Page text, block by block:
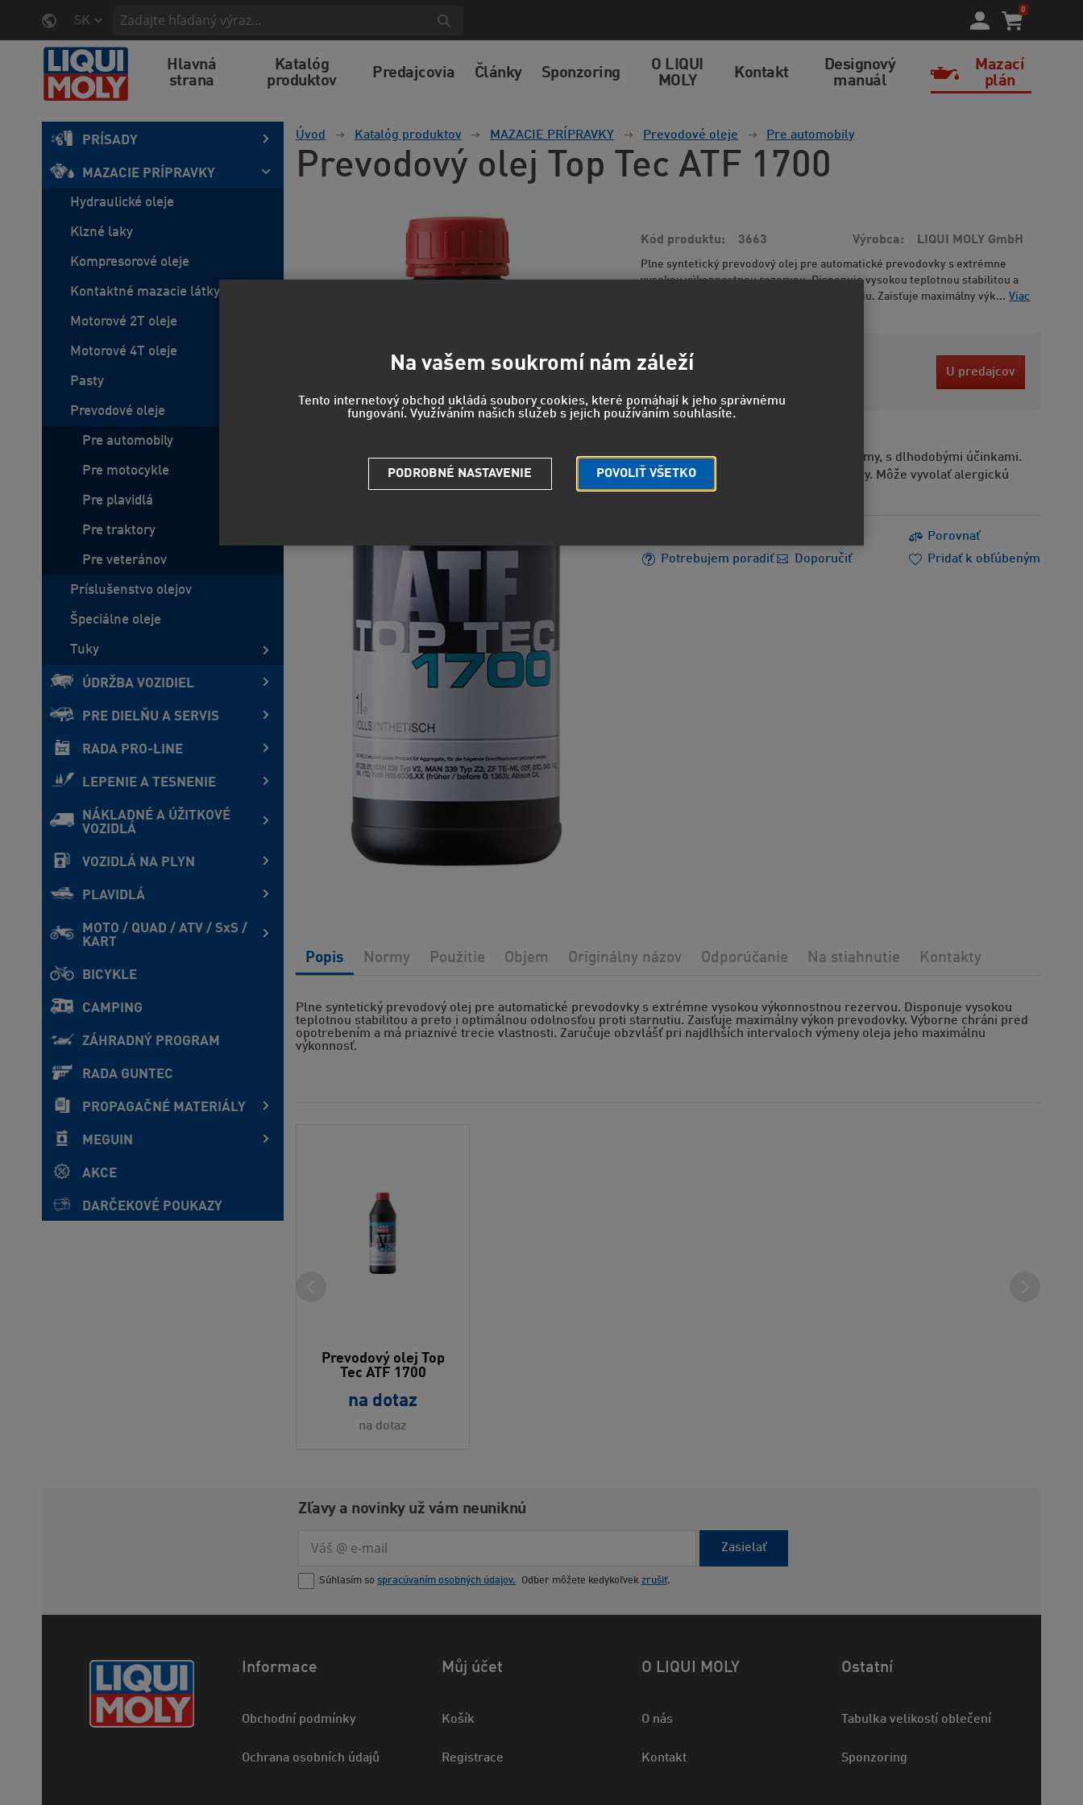
SK
0
Hlavná
strana
Katalóg
produktov
Predajcovia Články Sponzoring
O LIQUI
MOLY
Kontakt
Designový
manuál
Mazací
plán
PRÍSADY
MAZACIE PRÍPRAVKY
Hydraulické oleje
Klzné laky
Kompresorové oleje
Kontaktné mazacie látky
Motorové 2T oleje
Motorové 4T oleje
Pasty
Prevodové oleje
Pre automobily
Pre motocykle
Pre plavidlá
Pre traktory
Pre veteránov
Príslušenstvo olejov
Špeciálne oleje
Tuky
ÚDRŽBA VOZIDIEL
PRE DIELŇU A SERVIS
RADA PRO-LINE
LEPENIE A TESNENIE
NÁKLADNÉ A ÚŽITKOVÉ
VOZIDLÁ
VOZIDLÁ NA PLYN
PLAVIDLÁ
MOTO / QUAD / ATV / SxS /
KART
BICYKLE
CAMPING
ZÁHRADNÝ PROGRAM
RADA GUNTEC
PROPAGAČNÉ MATERIÁLY
MEGUIN
AKCE
DARČEKOVÉ POUKAZY
Úvod Katalóg produktov MAZACIE PRÍPRAVKY Prevodové oleje Pre automobily
Prevodový olej Top Tec ATF 1700
Kód produktu 3663 Výrobca LIQUI MOLY GmbH
Plne syntetický prevodový olej pre automatické prevodovky s extrémne
vysokou výkonnostnou rezervou. Disponuje vysokou teplotnou stabilitou a
preto i optimálnou odolnosťou proti starnutiu. Zaisťuje maximálny výk... Viac
25,99 EUR U predajcov
H412 - Škodlivý pre vodné organizmy, s dlhodobými účinkami.
EUH208 - Obsahuje alergénne látky. Môže vyvolať alergickú
reakciu.
Porovnať
Potrebujem poradiť
Doporučiť
Pridať k obľúbeným
Plne syntetický prevodový olej pre automatické prevodovky s extrémne vysokou výkonnostnou rezervou. Disponuje vysokou
teplotnou stabilitou a preto i optimálnou odolnosťou proti starnutiu. Zaisťuje maximálny výkon prevodovky. Výborne chráni pred
opotrebením a má priaznivé trecie vlastnosti. Zaručuje obzvlášť pri najdlhších intervaloch výmeny oleja jeho maximálnu
výkonnosť.
Popis Normy Použitie Objem Originálny názov Odporúčanie Na stiahnutie Kontakty
Prevodový olej Top
Tec ATF 1700
na dotaz
na dotaz
Zľavy a novinky už vám neuniknú
Zasielať
Súhlasím so spracúvaním osobných údajov. Odber môžete kedykoľvek zrušiť.
Informace
Obchodní podmínky
Ochrana osobních údajů
Můj účet
Košík
Registrace
O LIQUI MOLY
O nás
Kontakt
Ostatní
Tabulka velikostí oblečení
Sponzoring
Na vašem soukromí nám záleží
Tento internetový obchod ukládá soubory cookies, které pomáhají k jeho správnému
fungování. Využíváním našich služeb s jejich používáním souhlasíte.
POVOLIŤ VŠETKO
PODROBNÉ NASTAVENIE